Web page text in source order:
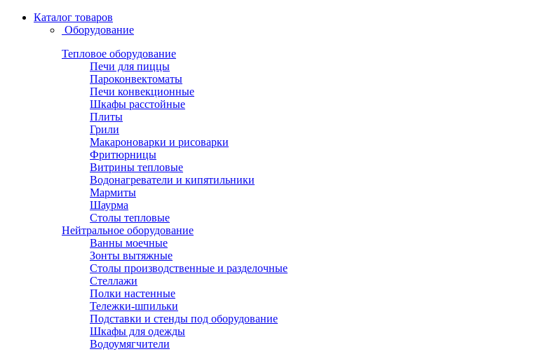
Каталог товаров
Оборудование
Тепловое оборудование
Печи для пиццы
Пароконвектоматы
Печи конвекционные
Шкафы расстойные
Плиты
Грили
Макароноварки и рисоварки
Фритюрницы
Витрины тепловые
Водонагреватели и кипятильники
Мармиты
Шаурма
Столы тепловые
Нейтральное оборудование
Ванны моечные
Зонты вытяжные
Столы производственные и разделочные
Стеллажи
Полки настенные
Тележки-шпильки
Подставки и стенды под оборудование
Шкафы для одежды
Водоумягчители